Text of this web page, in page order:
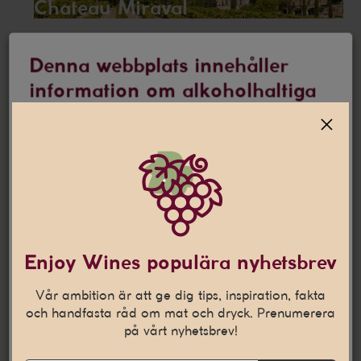
Chateau Miraval
Chateau Peyredoulle
Christian Drouin
Château de Beaucastel
Cognac Dobbé
Enjoy Wines populära nyhetsbrev
Vår ambition är att ge dig tips, inspiration, fakta
och handfasta råd om mat och dryck. Prenumerera
på vårt nyhetsbrev!
Denna webbplats innehåller
information om alkoholhaltiga
Jag är 25 år eller äldre
Denna webbplats använder
Den här webbplatsen använder cookies som hjälper oss att
anpassa vårt innehåll och ge dig en bättre
internetupplevelse. Vi använder även denna teknik till att
samla in statistik och för att kunna leverera personliga
annonser på andra webbplatser till dig.Läs mer